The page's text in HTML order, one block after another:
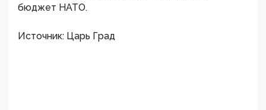
бюджет НАТО.
Источник: Царь Град